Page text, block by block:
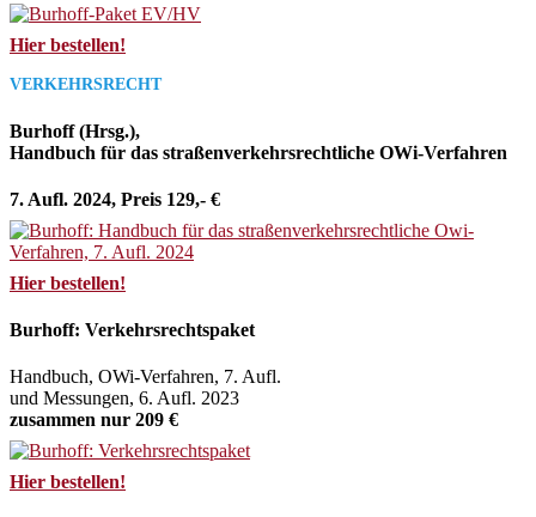
Hier bestellen!
VERKEHRSRECHT
Burhoff (Hrsg.),
Handbuch für das straßenverkehrsrechtliche OWi-Verfahren
7. Aufl. 2024, Preis 129,- €
Hier bestellen!
Burhoff: Verkehrsrechtspaket
Handbuch, OWi-Verfahren, 7. Aufl.
und Messungen, 6. Aufl. 2023
zusammen nur 209 €
Hier bestellen!